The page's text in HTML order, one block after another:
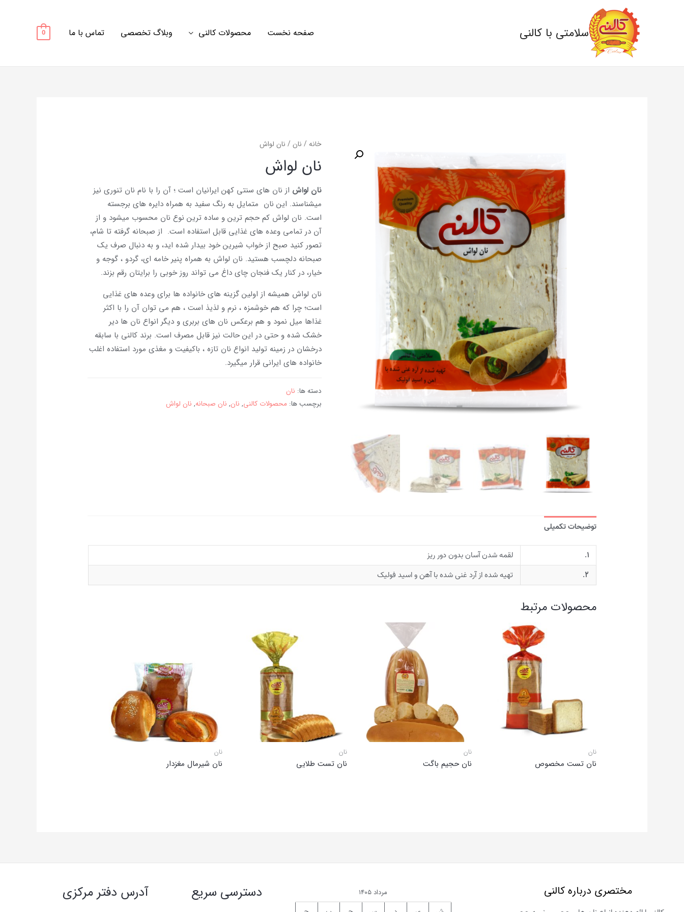
سلامتی با کالنی صفحه نخست محصولات کالنی وبلاگ تخصصی تماس با ما 0
خانه / نان / نان لواش
نان لواش
نان لواش از نان های سنتی کهن ایرانیان است ؛ آن را با نام نان تنوری نیز
می­شناسند. این نان متمایل به رنگ سفید به همراه دایره های برجسته
است. نان لواش کم حجم ترین و ساده ترین نوع نان محسوب می­شود و از
آن در تمامی وعده های غذایی قابل استفاده است. از صبحانه گرفته تا شام،
تصور کنید صبح از خواب شیرین خود بیدار شده اید، و به دنبال صرف یک
صبحانه دلچسب هستید. نان لواش به همراه پنیر خامه ای، گردو ، گوجه و
خیار، در کنار یک فنجان چای داغ می تواند روز خوبی را برایتان رقم بزند.
نان لواش همیشه از اولین گزینه های خانواده ها برای وعده های غذایی
است؛ چرا که هم خوشمزه ، نرم و لذیذ است ، هم می توان آن را با اکثر
غذاها میل نمود و هم برعکس نان های بربری و دیگر انواع نان ها دیر
خشک شده و حتی در این حالت نیز قابل مصرف است. برند کالنی با سابقه
درخشان در زمینه تولید انواع نان تازه ، باکیفیت و مغذی مورد استفاده اغلب
خانواده های ایرانی قرار می­گیرد.
دسته ها: نان
برچسب ها: محصولات کالنی, نان, نان صبحانه, نان لواش
توضیحات تکمیلی
۱.
لقمه شدن آسان بدون دور ریز
۲.
تهیه شده از آرد غنی شده با آهن و اسید فولیک
محصولات مرتبط
نان
نان تست مخصوص
نان
نان حجیم باگت
نان
نان تست طلایی
نان
نان شیرمال مغزدار
مختصری درباره کالنی
مرداد ۱۴۰۵
دسترسی سریع آدرس دفتر مرکزی